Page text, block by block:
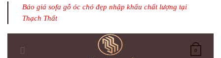
Báo giá sofa gỗ óc chó đẹp nhập khẩu chất lượng tại
Thạch Thất